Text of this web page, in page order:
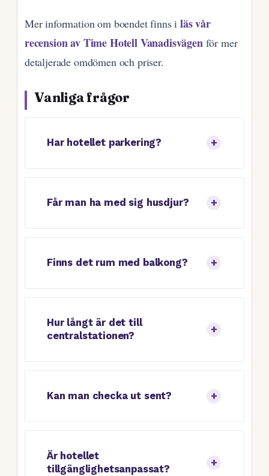
Mer information om boendet finns iläs vår
recension av Time Hotell Vanadisvägenför mer
detaljerade omdömen och priser.
Vanliga frågor
Har hotellet parkering?
Får man ha med sig husdjur?
Finns det rum med balkong?
Hur långt är det till
centralstationen?
Kan man checka ut sent?
Är hotellet
tillgänglighetsanpassat?